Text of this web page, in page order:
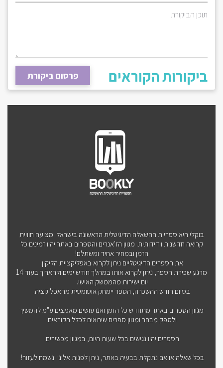
תוכן הביקורת
פרסום ביקורת ביקורות הקוראים
בוקלי היא ספריית ההשאלה הדיגיטלית הראשונה בישראל ומציעה חוויית
קריאה חדשנית וידידותית. מגוון הז'אנרים והספרים באתר יהיו זמינים כל
הזמן ובמחיר אחיד ומשתלם!
את הספרים הדיגיטליים ניתן לקרוא באפליקציית הליקון.
מרגע שכירת הספר, ניתן לקרוא אותו במהלך חודש ימים ולהאריך בעוד 14
יום ישירות מהממשק האישי.
בסיום חודש ההשכרה, הספר יימחק אוטומטית מהאפליקציה.
מגוון הספרים באתר מתחדש כל הזמן ואנו עושים מאמצים ע"מ להמשיך
ולספק מבחר ומגוון ספרים שיתאים לכלל הקוראים.
הספרים יהיו נגישים בכל שעות היום, במגוון מכשירים.
בכל שאלה או אם נתקלת בבעיה באתר, ניתן לפנות אלינו ונשמח לעזור!